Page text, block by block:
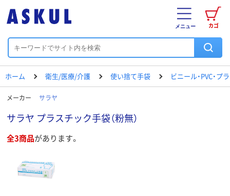
カゴ
メニュー
ホーム 衛生/医療/介護 使い捨て手袋 ビニール・PVC・プ
メーカー サラヤ
サラヤ プラスチック手袋（粉無）
全3商品があります。